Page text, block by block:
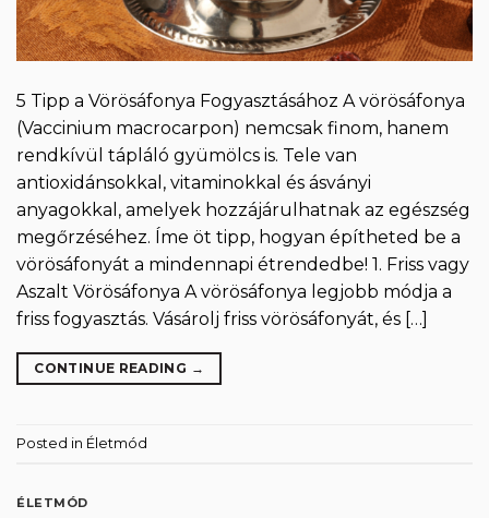
5 Tipp a Vörösáfonya Fogyasztásához A vörösáfonya
(Vaccinium macrocarpon) nemcsak finom, hanem
rendkívül tápláló gyümölcs is. Tele van
antioxidánsokkal, vitaminokkal és ásványi
anyagokkal, amelyek hozzájárulhatnak az egészség
megőrzéséhez. Íme öt tipp, hogyan építheted be a
vörösáfonyát a mindennapi étrendedbe! 1. Friss vagy
Aszalt Vörösáfonya A vörösáfonya legjobb módja a
friss fogyasztás. Vásárolj friss vörösáfonyát, és […]
CONTINUE READING →
Posted in Életmód
ÉLETMÓD